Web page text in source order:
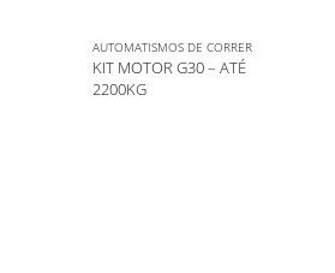
AUTOMATISMOS DE CORRER
KIT MOTOR G30 – ATÉ
2200KG